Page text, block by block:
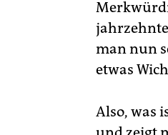
man nun
etwas
Also, was